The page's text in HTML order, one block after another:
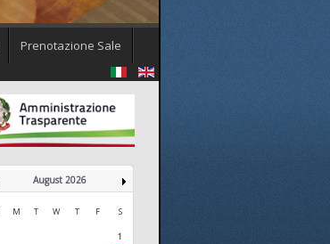
Prenotazione Sale
August 2026
M T W T F S
1